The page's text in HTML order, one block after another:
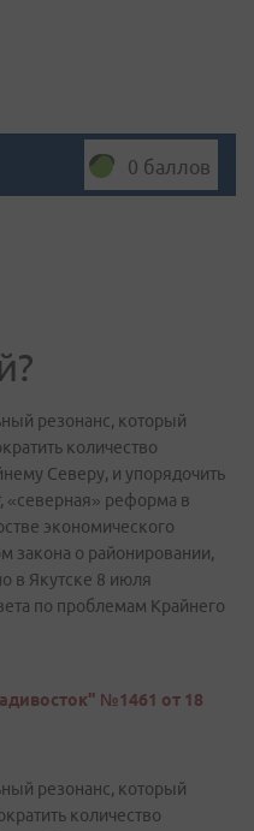
0 баллов
резонанс, который
количество
Северу, и упорядочить
«северная» реформа в
экономического
закона о районировании,
в Якутске 8 июля
по проблемам Крайнего
№1461 от 18
резонанс, который
количество